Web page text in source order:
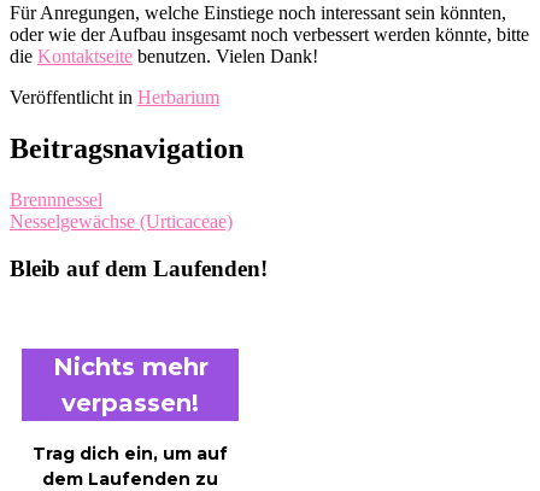
Für Anregungen, welche Einstiege noch interessant sein könnten,
oder wie der Aufbau insgesamt noch verbessert werden könnte, bitte
die Kontaktseite benutzen. Vielen Dank!
Veröffentlicht in Herbarium
Beitragsnavigation
Brennnessel
Nesselgewächse (Urticaceae)
Bleib auf dem Laufenden!
Nichts mehr
verpassen!
Trag dich ein, um auf
dem Laufenden zu